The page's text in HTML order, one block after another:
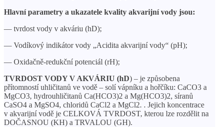
Hlavní parametry a ukazatele kvality akvarijní vody jsou:
— tvrdost vody v akváriu (hD);
— Vodíkový indikátor vody „Acidita akvarijní vody“ (pH);
— Oxidačně-redukční potenciál (rH);
TVRDOST VODY V AKVÁRIU (hD) – je způsobena
přítomností uhličitanů ve vodě – solí vápníku a hořčíku: CaCO3 a
MgCO3, hydrouhličitanů Ca(HCO3)2 a Mg(HCO3)2, síranů
CaSO4 a MgSO4, chloridů CaCl2 a MgCl2. . Jejich koncentrace
v akvarijní vodě je CELKOVÁ TVRDOST, kterou lze rozdělit na
DOČASNOU (KH) a TRVALOU (GH).